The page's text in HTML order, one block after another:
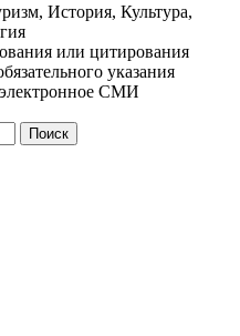
История, Культура,
или цитирования
указания
СМИ